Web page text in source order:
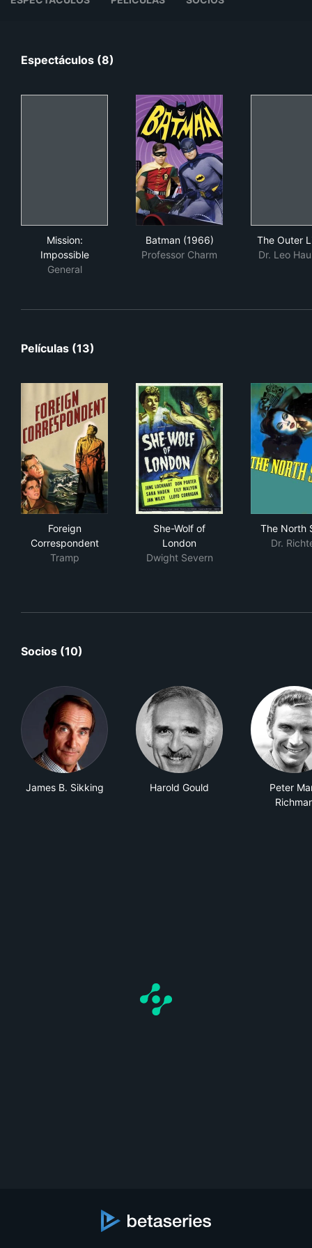
Espectáculos (8)
Mission:
Impossible
General
Batman (1966)
Professor Charm
The Outer
Dr. Leo
Películas (13)
Foreign
Correspondent
Tramp
She-Wolf of
London
Dwight Severn
The North
Dr.
Socios (10)
James B. Sikking Harold Gould
Peter